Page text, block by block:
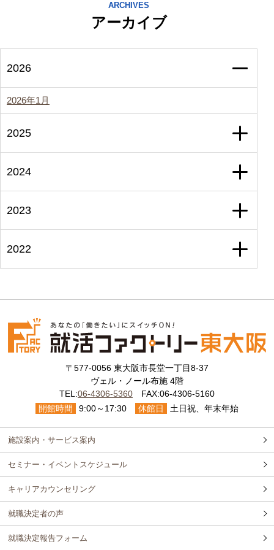
ARCHIVES
アーカイブ
2026
2026年1月
2025
2024
2023
2022
〒577-0056 東大阪市長堂一丁目8-37
ヴェル・ノール布施 4階
TEL:06-4306-5360FAX:06-4306-5160
開館時間
9:00～17:30 休館日 土日祝、年末年始
施設案内・サービス案内
セミナー・イベントスケジュール
キャリアカウンセリング
就職決定者の声
就職決定報告フォーム